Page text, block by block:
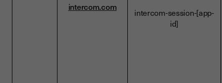
intercom.com
intercom-session-[app-
id]